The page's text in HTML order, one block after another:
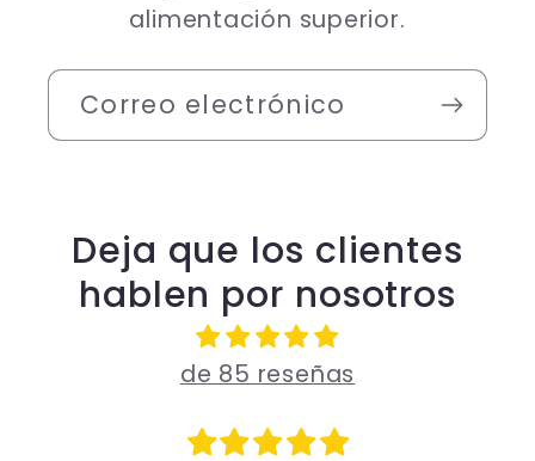
alimentación superior.
Correo electrónico
Deja que los clientes
hablen por nosotros
de 85 reseñas